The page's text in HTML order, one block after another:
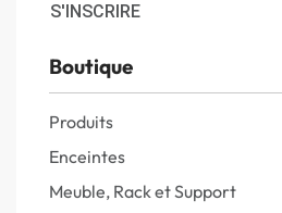
S'INSCRIRE
Boutique
Produits
Enceintes
Meuble, Rack et Support